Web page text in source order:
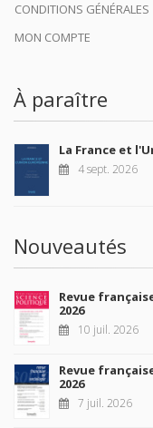
CONDITIONS GÉNÉRALES
MON COMPTE
À paraître
La France et
4 sept. 2026
Nouveautés
Revue
2026
10 juil. 2026
Revue
2026
7 juil. 2026